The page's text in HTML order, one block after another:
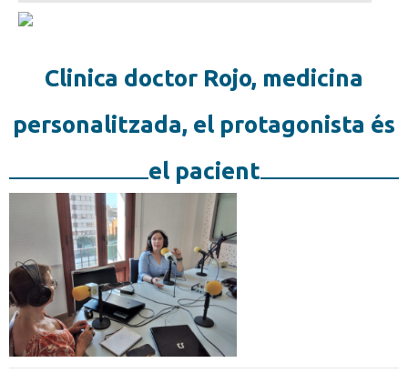
Clinica doctor Rojo, medicina
personalitzada, el protagonista és
el pacient